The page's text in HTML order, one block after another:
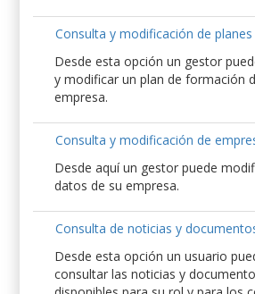
Consulta y modificación de planes
Desde esta opción un gestor
y modificar un plan de formación
empresa.
Consulta y modificación de
Desde aquí un gestor puede
datos de su empresa.
Consulta de noticias y
Desde esta opción un usuario
consultar las noticias y